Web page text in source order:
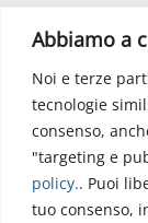
Abbiamo a
Noi e terze
tecnologie
consenso,
"targeting e
policy.. Puoi
tuo consenso,
Via
86077 Pozzilli
☏ 0865/915407